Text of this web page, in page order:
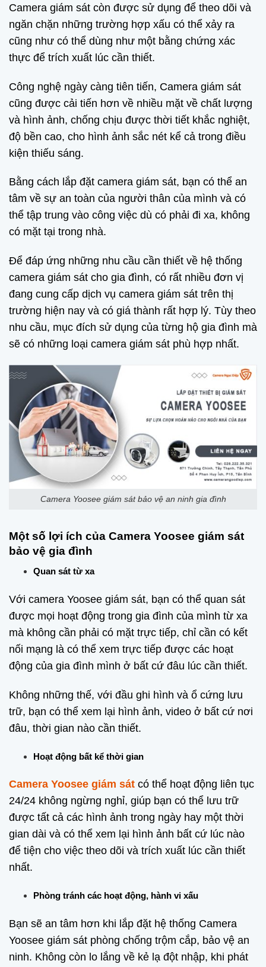
Camera giám sát còn được sử dụng để theo dõi và
ngăn chặn những trường hợp xấu có thể xảy ra
cũng như có thể dùng như một bằng chứng xác
thực để trích xuất lúc cần thiết.
Công nghệ ngày càng tiên tiến, Camera giám sát
cũng được cải tiến hơn về nhiều mặt về chất lượng
và hình ảnh, chống chịu được thời tiết khắc nghiệt,
độ bền cao, cho hình ảnh sắc nét kể cả trong điều
kiện thiếu sáng.
Bằng cách lắp đặt camera giám sát, bạn có thể an
tâm về sự an toàn của người thân của mình và có
thể tập trung vào công việc dù có phải đi xa, không
có mặt tại trong nhà.
Để đáp ứng những nhu cầu cần thiết về hệ thống
camera giám sát cho gia đình, có rất nhiều đơn vị
đang cung cấp dịch vụ camera giám sát trên thị
trường hiện nay và có giá thành rất hợp lý. Tùy theo
nhu cầu, mục đích sử dụng của từng hộ gia đình mà
sẽ có những loại camera giám sát phù hợp nhất.
Camera Yoosee giám sát bảo vệ an ninh gia đình
Một số lợi ích của Camera Yoosee giám sát
bảo vệ gia đình
Quan sát từ xa
Với camera Yoosee giám sát, bạn có thể quan sát
được mọi hoạt động trong gia đình của mình từ xa
mà không cần phải có mặt trực tiếp, chỉ cần có kết
nối mạng là có thể xem trực tiếp được các hoạt
động của gia đình mình ở bất cứ đâu lúc cần thiết.
Không những thế, với đầu ghi hình và ổ cứng lưu
trữ, bạn có thể xem lại hình ảnh, video ở bất cứ nơi
đâu, thời gian nào cần thiết.
Hoạt động bất kể thời gian
Camera Yoosee giám sát có thể hoạt động liên tục
24/24 không ngừng nghỉ, giúp bạn có thể lưu trữ
được tất cả các hình ảnh trong ngày hay một thời
gian dài và có thể xem lại hình ảnh bất cứ lúc nào
để tiện cho việc theo dõi và trích xuất lúc cần thiết
nhất.
Phòng tránh các hoạt động, hành vi xấu
Bạn sẽ an tâm hơn khi lắp đặt hệ thống Camera
Yoosee giám sát phòng chống trộm cắp, bảo vệ an
ninh. Không còn lo lắng về kẻ lạ đột nhập, khi phát